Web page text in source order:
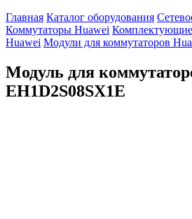
Главная Каталог оборудования
Коммутаторы Huawei Комплектующие
Huawei Модули для коммутаторов
Модуль для
EH1D2S08SX1E